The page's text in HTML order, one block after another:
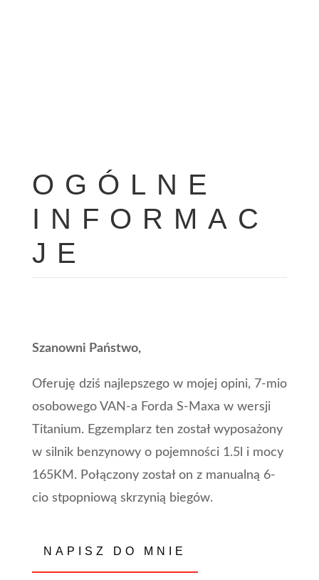
OGÓLNE
INFORMAC
JE
Szanowni Państwo,
Oferuję dziś najlepszego w mojej opini, 7-mio
osobowego VAN-a Forda S-Maxa w wersji
Titanium. Egzemplarz ten został wyposażony
w silnik benzynowy o pojemności 1.5l i mocy
165KM. Połączony został on z manualną 6-
cio stpopniową skrzynią biegów.
NAPISZ DO MNIE